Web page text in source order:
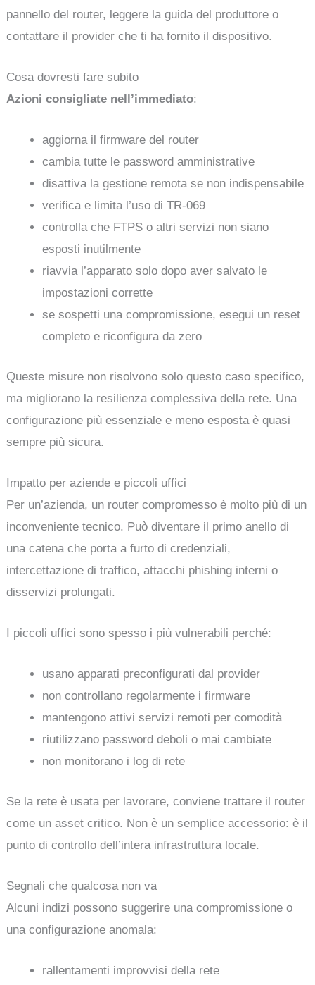
pannello del router, leggere la guida del produttore o
contattare il provider che ti ha fornito il dispositivo.
Cosa dovresti fare subito
Azioni consigliate nell’immediato:
aggiorna il firmware del router
cambia tutte le password amministrative
disattiva la gestione remota se non indispensabile
verifica e limita l’uso di TR-069
controlla che FTPS o altri servizi non siano
esposti inutilmente
riavvia l’apparato solo dopo aver salvato le
impostazioni corrette
se sospetti una compromissione, esegui un reset
completo e riconfigura da zero
Queste misure non risolvono solo questo caso specifico,
ma migliorano la resilienza complessiva della rete. Una
configurazione più essenziale e meno esposta è quasi
sempre più sicura.
Impatto per aziende e piccoli uffici
Per un’azienda, un router compromesso è molto più di un
inconveniente tecnico. Può diventare il primo anello di
una catena che porta a furto di credenziali,
intercettazione di traffico, attacchi phishing interni o
disservizi prolungati.
I piccoli uffici sono spesso i più vulnerabili perché:
usano apparati preconfigurati dal provider
non controllano regolarmente i firmware
mantengono attivi servizi remoti per comodità
riutilizzano password deboli o mai cambiate
non monitorano i log di rete
Se la rete è usata per lavorare, conviene trattare il router
come un asset critico. Non è un semplice accessorio: è il
punto di controllo dell’intera infrastruttura locale.
Segnali che qualcosa non va
Alcuni indizi possono suggerire una compromissione o
una configurazione anomala:
rallentamenti improvvisi della rete